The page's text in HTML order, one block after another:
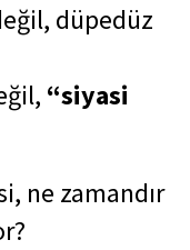
düpedüz
“siyasi
ne zamandır